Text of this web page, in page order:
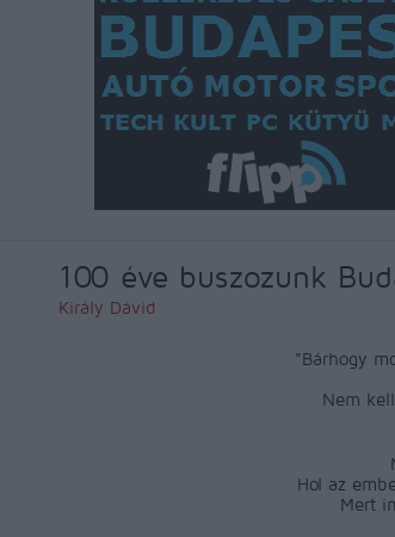
100 éve buszozunk
Király Dávid
"Bárhogy
Nem
Hol az
Mert